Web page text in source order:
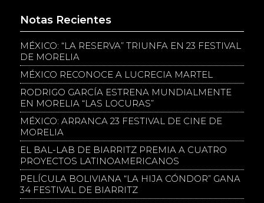
Notas Recientes
MÉXICO: “LA RESERVA” TRIUNFA EN 23 FESTIVAL
DE MORELIA
MÉXICO RECONOCE A LUCRECIA MARTEL
RODRIGO GARCÍA ESTRENA MUNDIALMENTE
EN MORELIA “LAS LOCURAS”
MÉXICO: ARRANCA 23 FESTIVAL DE CINE DE
MORELIA
EL BAL-LAB DE BIARRITZ PREMIA A CUATRO
PROYECTOS LATINOAMERICANOS
PELÍCULA BOLIVIANA “LA HIJA CÓNDOR” GANA
34 FESTIVAL DE BIARRITZ